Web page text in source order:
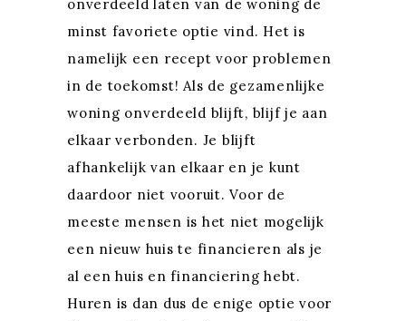
onverdeeld laten van de woning de
minst favoriete optie vind. Het is
namelijk een recept voor problemen
in de toekomst! Als de gezamenlijke
woning onverdeeld blijft, blijf je aan
elkaar verbonden. Je blijft
afhankelijk van elkaar en je kunt
daardoor niet vooruit. Voor de
meeste mensen is het niet mogelijk
een nieuw huis te financieren als je
al een huis en financiering hebt.
Huren is dan dus de enige optie voor